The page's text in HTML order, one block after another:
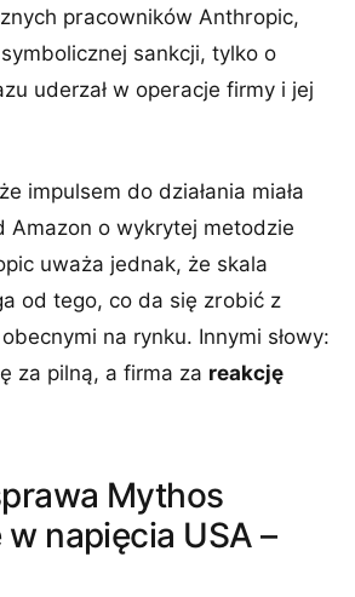
pracowników Anthropic,
sankcji, tylko o
uderzał w operacje firmy i jej
impulsem do działania miała
Amazon o wykrytej metodzie
uważa jednak, że skala
od tego, co da się zrobić z
na rynku. Innymi słowy:
za pilną, a firma za reakcję
Mythos
napięcia USA –